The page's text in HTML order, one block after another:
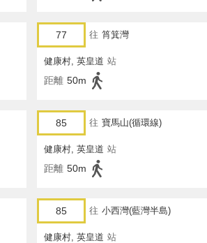
77 往 筲箕灣
健康村, 英皇道 站
距離 50m
85 往 寶馬山(循環線)
健康村, 英皇道 站
距離 50m
85 往 小西灣(藍灣半島)
健康村, 英皇道 站